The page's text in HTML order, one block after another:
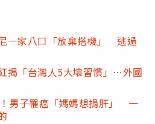
一家八口「放棄搭機」 逃過
揭「台灣人5大壞習慣」…外國
男子罹癌「媽媽想捐肝」 一